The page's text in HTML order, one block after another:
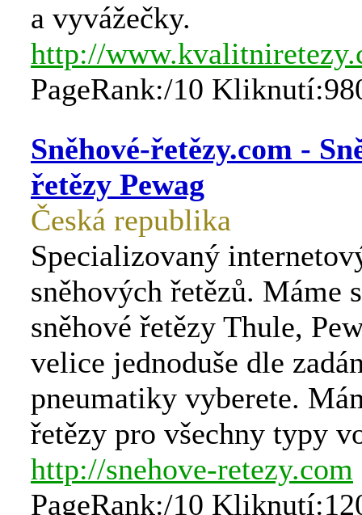
a vyvážečky.
http://
PageRank:/10
Sněhové-řetězy.com -
řetězy Pewag
Česká republika
Specializovaný
sněhových řetězů. Máme
sněhové řetězy Thule,
velice jednoduše dle
pneumatiky vyberete.
řetězy pro všechny typy
http://snehove-retezy.com
PageRank:/10